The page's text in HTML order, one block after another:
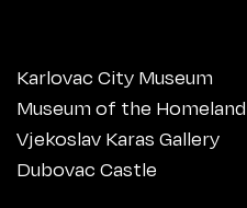
Karlovac City Museum
Museum of the
Vjekoslav Karas Gallery
Dubovac Castle